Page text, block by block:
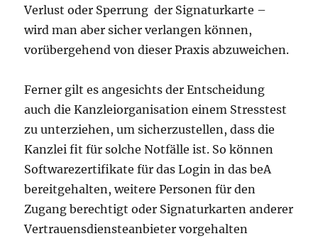
Verlust oder Sperrung der Signaturkarte –
wird man aber sicher verlangen können,
vorübergehend von dieser Praxis abzuweichen.
Ferner gilt es angesichts der Entscheidung
auch die Kanzleiorganisation einem Stresstest
zu unterziehen, um sicherzustellen, dass die
Kanzlei fit für solche Notfälle ist. So können
Softwarezertifikate für das Login in das beA
bereitgehalten, weitere Personen für den
Zugang berechtigt oder Signaturkarten anderer
Vertrauensdiensteanbieter vorgehalten